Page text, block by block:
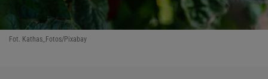
Fot. Kathas_Fotos/Pixabay